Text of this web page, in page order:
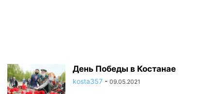
День Победы в Костанае
kosta357 - 09.05.2021